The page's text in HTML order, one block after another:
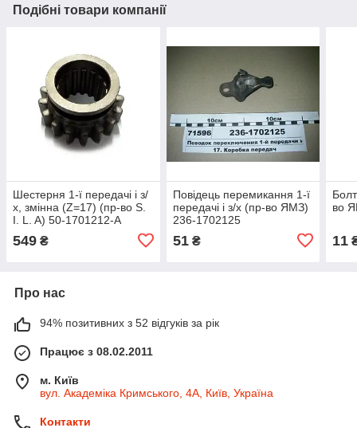
Подібні товари компанії
Шестерня 1-ї передачі і з/
х, змінна (Z=17) (пр-во S.
I. L. A) 50-1701212-А
549 ₴
Повідець перемикання 1-ї
передачі і з/х (пр-во ЯМЗ)
236-1702125
51₴
во
11
Про нас
94% позитивних з 52 відгуків за рік
Працює з 08.02.2011
м. Київ
вул. Академіка Кримського, 4А, Київ, Україна
Контакти